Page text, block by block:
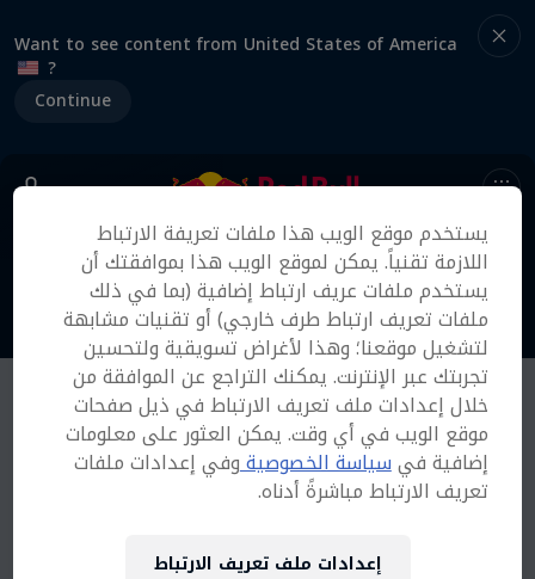
Want to see content from United States of America
?
Continue
يستخدم موقع الويب هذا ملفات تعريفة الارتباط
اللازمة تقنياً. يمكن لموقع الويب هذا بموافقتك أن
يستخدم ملفات عريف ارتباط إضافية (بما في ذلك
ملفات تعريف ارتباط طرف خارجي) أو تقنيات مشابهة
لتشغيل موقعنا؛ وهذا لأغراض تسويقية ولتحسين
تجربتك عبر الإنترنت. يمكنك التراجع عن الموافقة من
خلال إعدادات ملف تعريف الارتباط في ذيل صفحات
موقع الويب في أي وقت. يمكن العثور على معلومات
إضافية فيسياسة الخصوصيةوفي إعدادات ملفات
تعريف الارتباط مباشرةً أدناه.
إعدادات ملف تعريف الارتباط